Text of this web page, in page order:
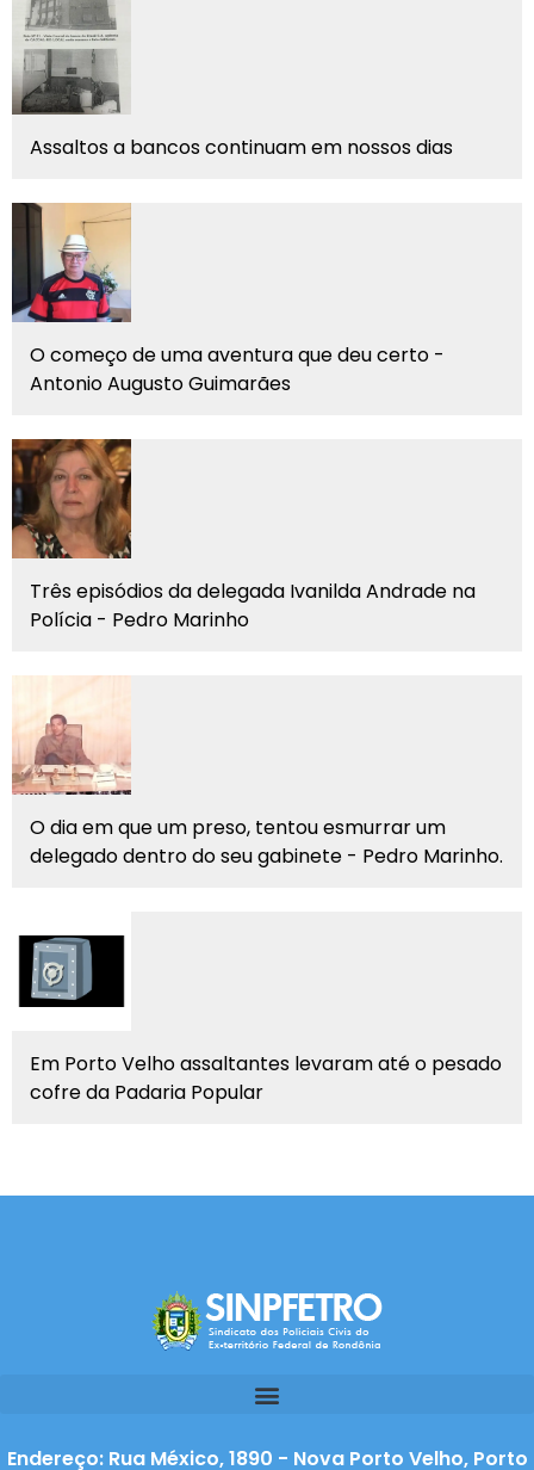
Assaltos a bancos continuam em nossos dias
O começo de uma aventura que deu certo -
Antonio Augusto Guimarães
Três episódios da delegada Ivanilda Andrade na
Polícia - Pedro Marinho
O dia em que um preso, tentou esmurrar um
delegado dentro do seu gabinete - Pedro Marinho.
Em Porto Velho assaltantes levaram até o pesado
cofre da Padaria Popular
Endereço: Rua México, 1890 - Nova Porto Velho, Porto